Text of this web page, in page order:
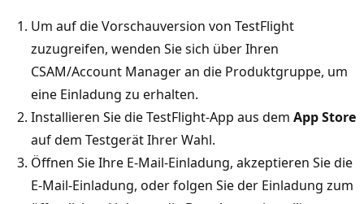
Um auf die Vorschauversion von TestFlight
zuzugreifen, wenden Sie sich über Ihren
CSAM/Account Manager an die Produktgruppe, um
eine Einladung zu erhalten.
Installieren Sie die TestFlight-App aus dem App Store
auf dem Testgerät Ihrer Wahl.
Öffnen Sie Ihre E-Mail-Einladung, akzeptieren Sie die
E-Mail-Einladung, oder folgen Sie der Einladung zum